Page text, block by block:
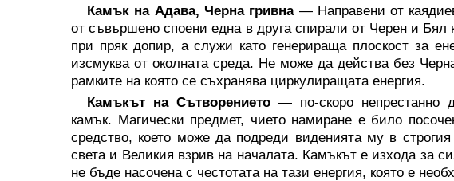
Камък на Адава, Черна гривна— Направени от
от съвършено споени една в друга спирали от Черен и Бял
при пряк допир, а служи като генерираща плоскост за
изсмуква от околната среда. Не може да действа без
рамките на която се съхранява циркулиращата енергия.
Камъкът на Сътворението — по-скоро непрестанно
камък. Магически предмет, чието намиране е било
средство, което може да подреди виденията му в
света и Великия взрив на началата. Камъкът е изхода за
не бъде насочена с честотата на тази енергия, която е